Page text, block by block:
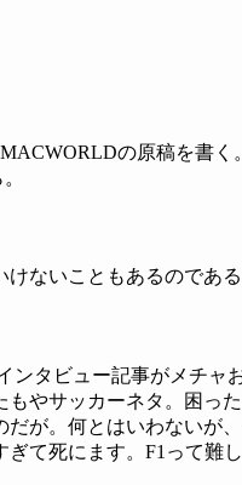
の原稿を書く
ないこともあるのである
タビュー記事がメチャ
やサッカーネタ。困っ
だが。何とはいわない
て死にます。F1って難